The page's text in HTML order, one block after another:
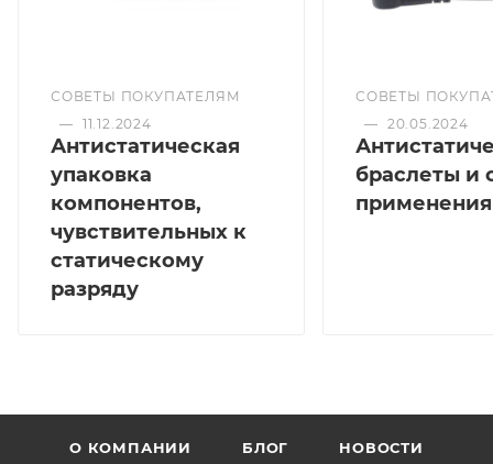
СОВЕТЫ ПОКУПАТЕЛЯМ
— 11.12.2024
Антистатическая
упаковка
компонентов,
чувствительных к
статическому
разряду
СОВЕТЫ
— 20.05.2024
браслеты и
применения
О КОМПАНИИ БЛОГ НОВОСТИ